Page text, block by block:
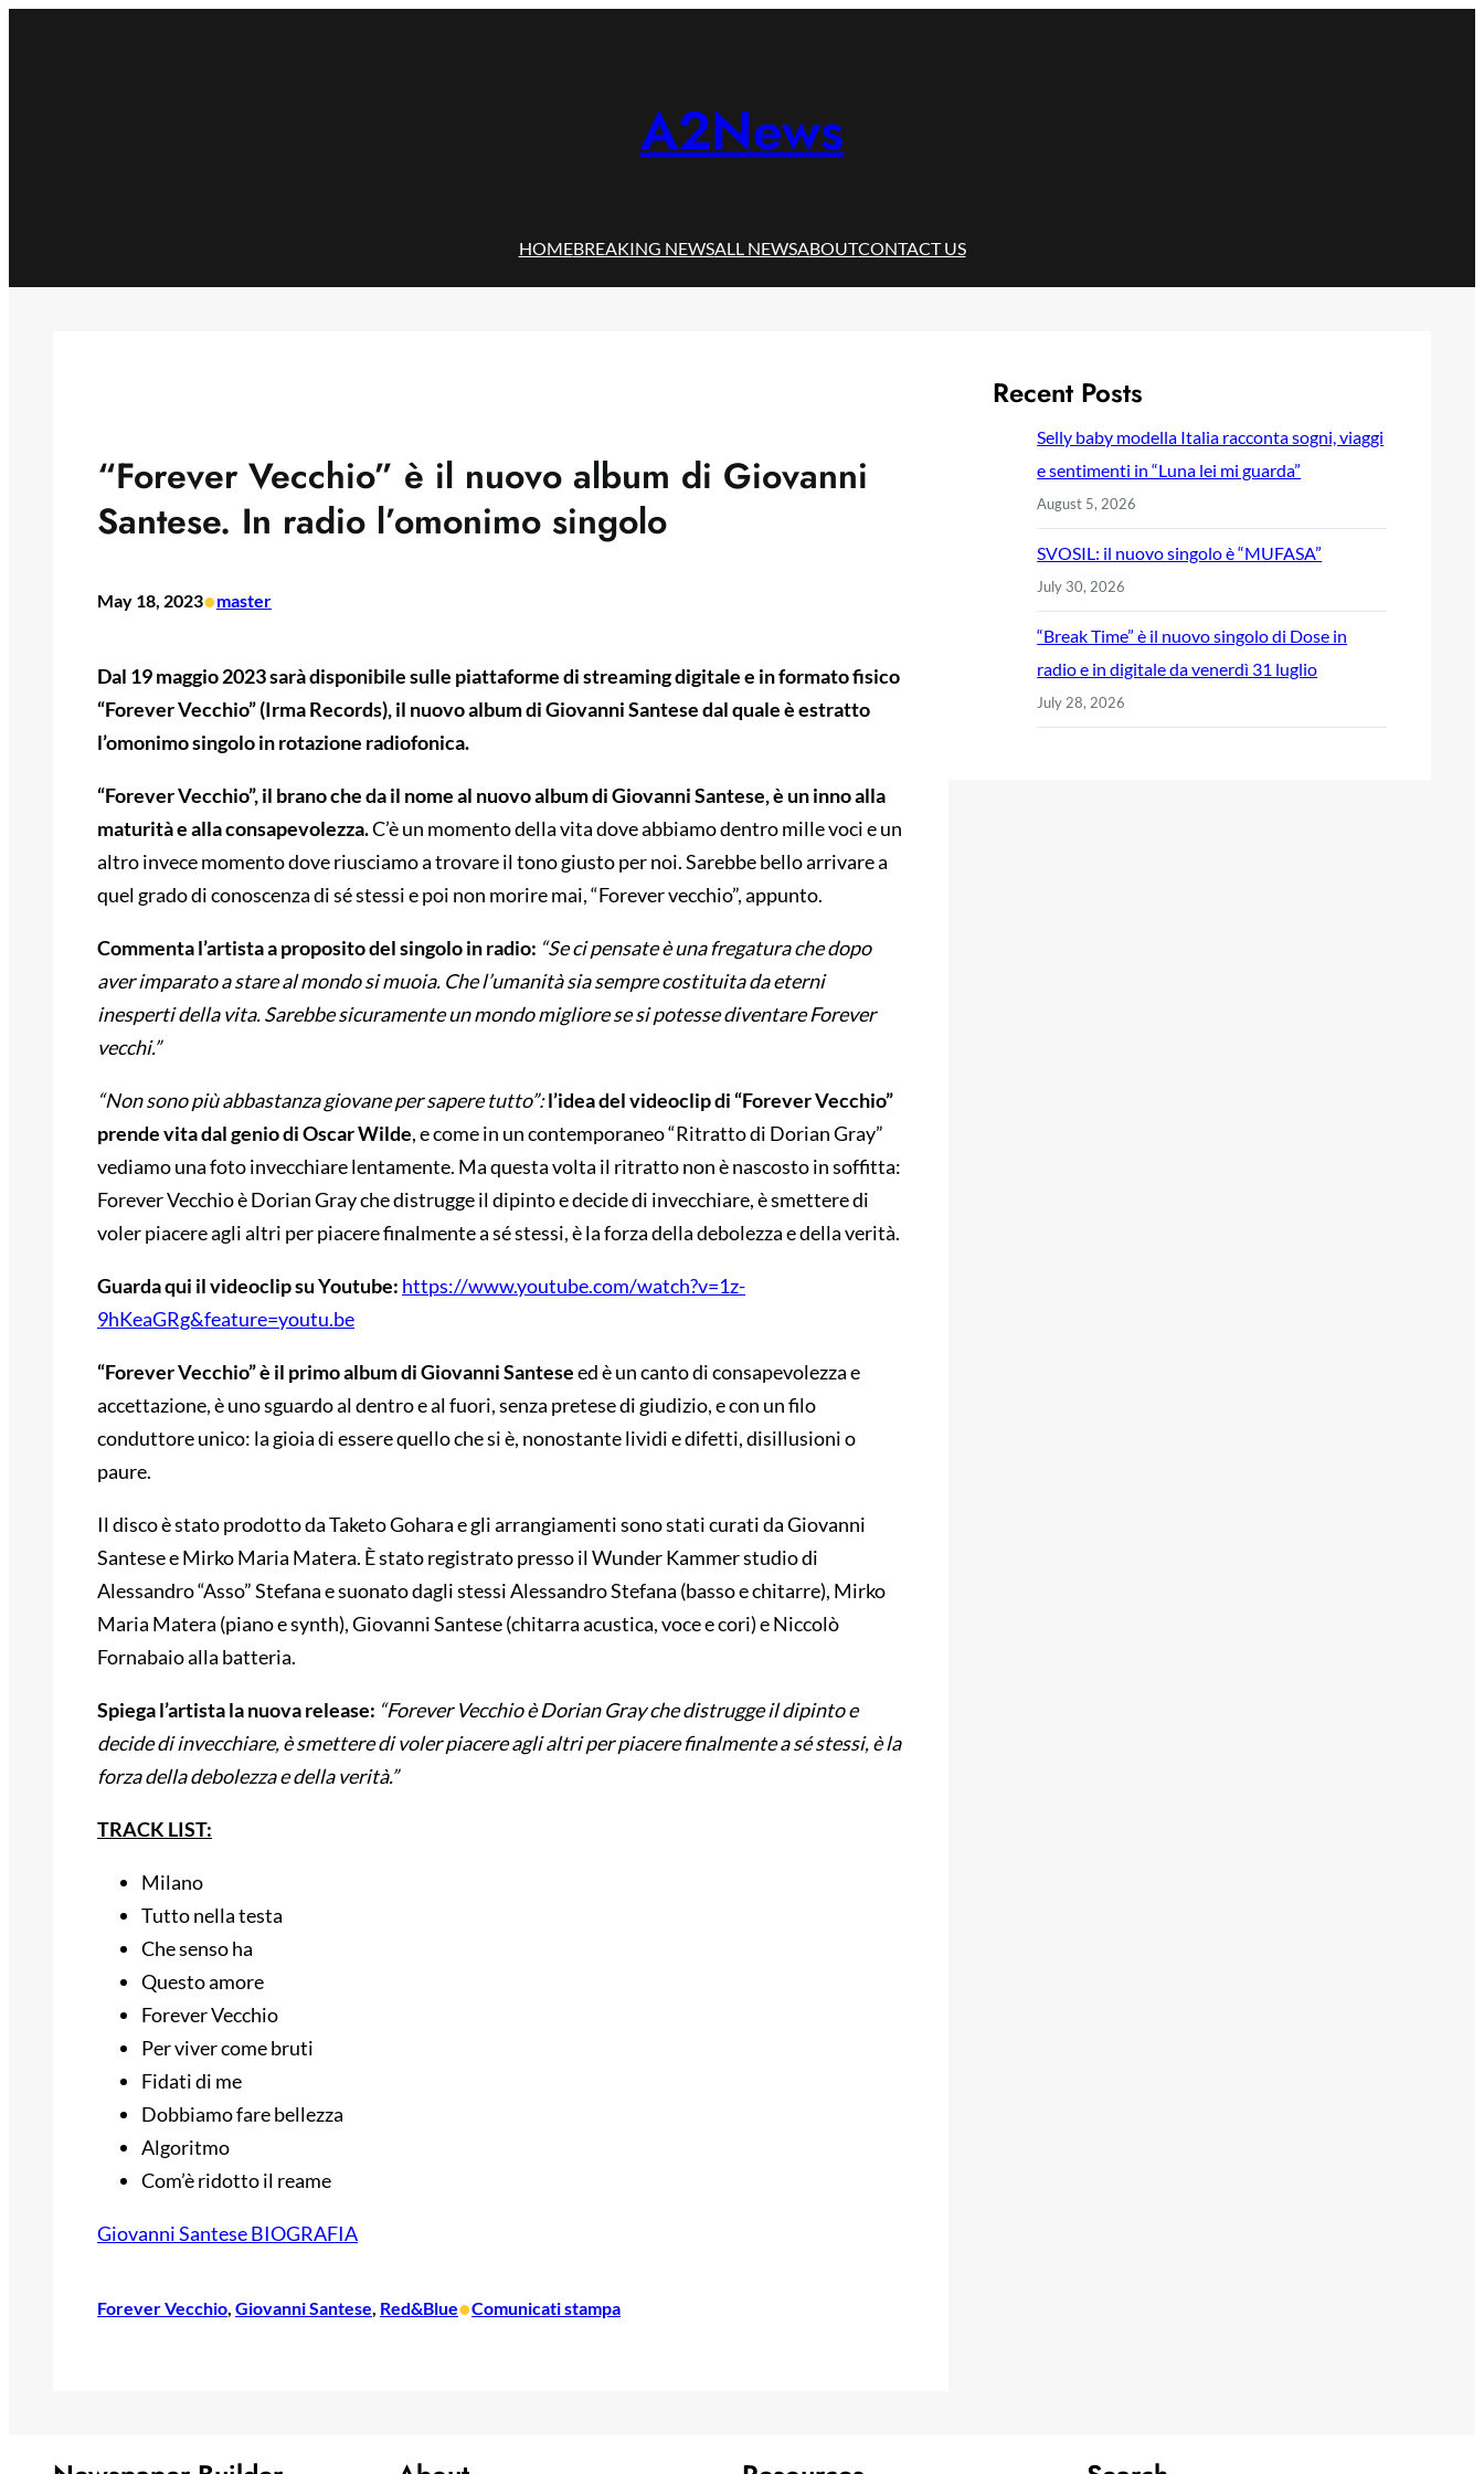
A2News
HOMEBREAKING NEWSALL NEWSABOUTCONTACT US
“Forever Vecchio” è il nuovo album di Giovanni
Santese. In radio l’omonimo singolo
May 18, 2023•master
Dal 19 maggio 2023 sarà disponibile sulle piattaforme di streaming digitale e in formato fisico
“Forever Vecchio” (Irma Records), il nuovo album di Giovanni Santese dal quale è estratto
l’omonimo singolo in rotazione radiofonica.
“Forever Vecchio”, il brano che da il nome al nuovo album di Giovanni Santese, è un inno alla
maturità e alla consapevolezza.C’è un momento della vita dove abbiamo dentro mille voci e un
altro invece momento dove riusciamo a trovare il tono giusto per noi. Sarebbe bello arrivare a
quel grado di conoscenza di sé stessi e poi non morire mai, “Forever vecchio”, appunto.
Commenta l’artista a proposito del singolo in radio: “Se ci pensate è una fregatura che dopo
aver imparato a stare al mondo si muoia. Che l’umanità sia sempre costituita da eterni
inesperti della vita. Sarebbe sicuramente un mondo migliore se si potesse diventare Forever
vecchi.”
“Non sono più abbastanza giovane per sapere tutto”:l’idea del videoclip di “Forever Vecchio”
prende vita dal genio di Oscar Wilde, e come in un contemporaneo “Ritratto di Dorian Gray”
vediamo una foto invecchiare lentamente. Ma questa volta il ritratto non è nascosto in soffitta:
Forever Vecchio è Dorian Gray che distrugge il dipinto e decide di invecchiare, è smettere di
voler piacere agli altri per piacere finalmente a sé stessi, è la forza della debolezza e della verità.
Guarda qui il videoclip su Youtube: https://www.youtube.com/watch?v=1z-
9hKeaGRg&feature=youtu.be
“Forever Vecchio” è il primo album di Giovanni Santeseed è un canto di consapevolezza e
accettazione, è uno sguardo al dentro e al fuori, senza pretese di giudizio, e con un filo
conduttore unico: la gioia di essere quello che si è, nonostante lividi e difetti, disillusioni o
paure.
Il disco è stato prodotto da Taketo Gohara e gli arrangiamenti sono stati curati da Giovanni
Santese e Mirko Maria Matera. È stato registrato presso il Wunder Kammer studio di
Alessandro “Asso” Stefana e suonato dagli stessi Alessandro Stefana (basso e chitarre), Mirko
Maria Matera (piano e synth), Giovanni Santese (chitarra acustica, voce e cori) e Niccolò
Fornabaio alla batteria.
Spiega l’artista la nuova release: “Forever Vecchio è Dorian Gray che distrugge il dipinto e
decide di invecchiare, è smettere di voler piacere agli altri per piacere finalmente a sé stessi, è la
forza della debolezza e della verità.”
TRACK LIST:
Milano
Tutto nella testa
Che senso ha
Questo amore
Forever Vecchio
Per viver come bruti
Fidati di me
Dobbiamo fare bellezza
Algoritmo
Com’è ridotto il reame
Giovanni Santese BIOGRAFIA
Forever Vecchio, Giovanni Santese, Red&Blue•Comunicati stampa
Recent Posts
Selly baby modella Italia racconta sogni, viaggi
e sentimenti in “Luna lei mi guarda”
August 5, 2026
SVOSIL: il nuovo singolo è “MUFASA”
July 30, 2026
“Break Time” è il nuovo singolo di Dose in
radio e in digitale da venerdì 31 luglio
July 28, 2026